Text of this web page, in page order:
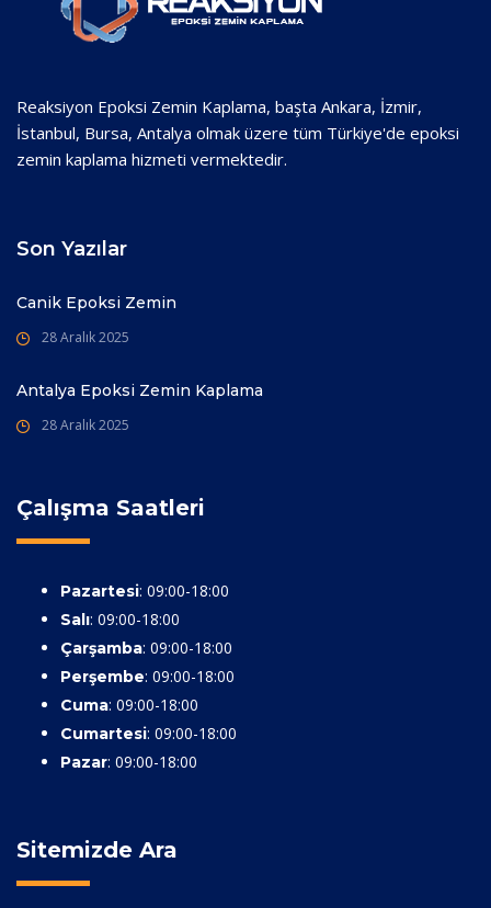
Reaksiyon Epoksi Zemin Kaplama, başta Ankara, İzmir,
İstanbul, Bursa, Antalya olmak üzere tüm Türkiye'de epoksi
zemin kaplama hizmeti vermektedir.
Son Yazılar
Canik Epoksi Zemin
28 Aralık 2025
Antalya Epoksi Zemin Kaplama
28 Aralık 2025
Çalışma Saatleri
Pazartesi: 09:00-18:00
Salı: 09:00-18:00
Çarşamba: 09:00-18:00
Perşembe: 09:00-18:00
Cuma: 09:00-18:00
Cumartesi: 09:00-18:00
Pazar: 09:00-18:00
Sitemizde Ara